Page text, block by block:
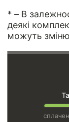
* – В
деякі
можуть